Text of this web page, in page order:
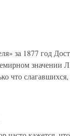
за 1877 год
значении
что